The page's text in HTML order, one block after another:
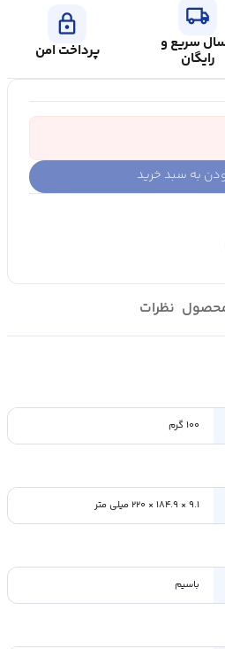
local_shipping
سریع و
رایگان
lock
پرداخت امن
به سبد خرید
نظرات
۱۰۰ گرم
۹.۱ × ۱۸۴.۹ × ۲۲۰ ميلی متر
باسيم